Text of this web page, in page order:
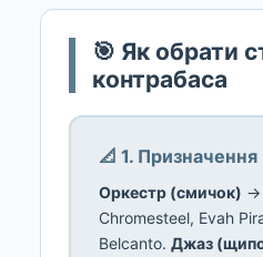
🎯 Як обрати
контрабаса
📐 1.
Оркестр (смичок) →
Chromesteel, Evah
Belcanto. Джаз